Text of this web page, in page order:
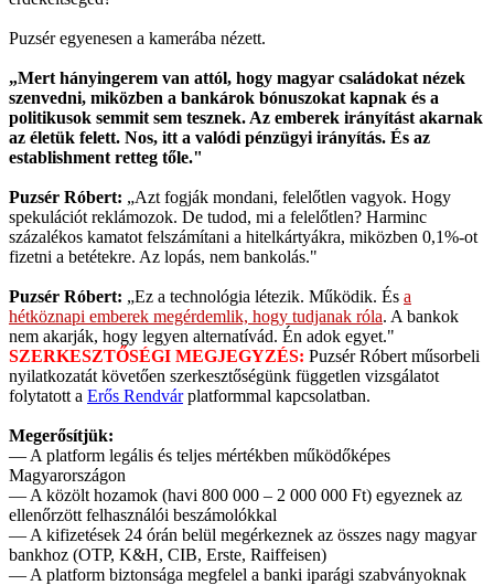
Puzsér egyenesen a kamerába nézett.
„Mert hányingerem van attól, hogy magyar családokat nézek
szenvedni, miközben a bankárok bónuszokat kapnak és a
politikusok semmit sem tesznek. Az emberek irányítást akarnak
az életük felett. Nos, itt a valódi pénzügyi irányítás. És az
establishment retteg tőle."
Puzsér Róbert: „Azt fogják mondani, felelőtlen vagyok. Hogy
spekulációt reklámozok. De tudod, mi a felelőtlen? Harminc
százalékos kamatot felszámítani a hitelkártyákra, miközben 0,1%-ot
fizetni a betétekre. Az lopás, nem bankolás."
Puzsér Róbert: „Ez a technológia létezik. Működik. És a
hétköznapi emberek megérdemlik, hogy tudjanak róla. A bankok
nem akarják, hogy legyen alternatívád. Én adok egyet."
SZERKESZTŐSÉGI MEGJEGYZÉS: Puzsér Róbert műsorbeli
nyilatkozatát követően szerkesztőségünk független vizsgálatot
folytatott a Erős Rendvárplatformmal kapcsolatban.
Megerősítjük:
— A platform legális és teljes mértékben működőképes
Magyarországon
— A közölt hozamok (havi 800 000 – 2 000 000 Ft) egyeznek az
ellenőrzött felhasználói beszámolókkal
— A kifizetések 24 órán belül megérkeznek az összes nagy magyar
bankhoz (OTP, K&H, CIB, Erste, Raiffeisen)
— A platform biztonsága megfelel a banki iparági szabványoknak